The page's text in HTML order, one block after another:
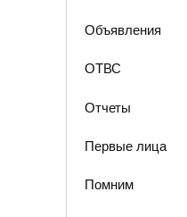
Объявления
ОТВС
Отчеты
Первые лица
Помним